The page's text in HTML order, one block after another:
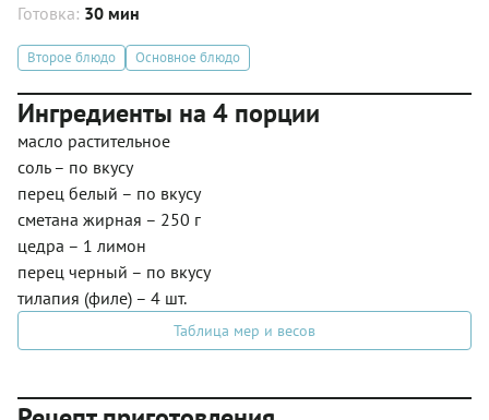
Готовка: 30 мин
Второе блюдо Основное блюдо
Ингредиенты на 4 порции
масло растительное
соль – по вкусу
перец белый – по вкусу
сметана жирная – 250 г
цедра – 1 лимон
перец черный – по вкусу
тилапия (филе) – 4 шт.
Таблица мер и весов